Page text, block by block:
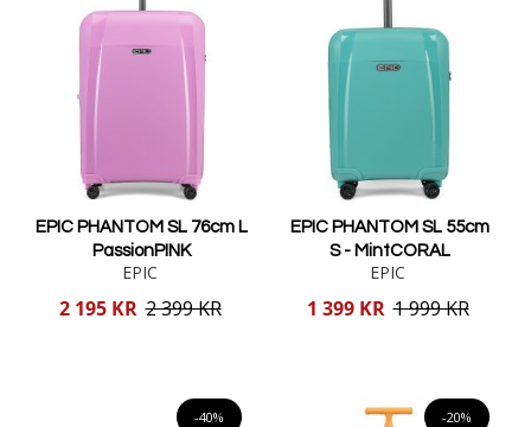
EPIC PHANTOM SL 76cm L
PassionPINK
EPIC
Reducerat
2 195 KR 2 399 KR
EPIC PHANTOM SL 55cm
S - MintCORAL
EPIC
Reducerat
1 399 KR 1 999 KR
-40% -20%